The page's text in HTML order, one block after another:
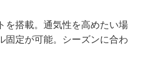
を搭載。通気性を高めたい場
固定が可能。シーズンに合わ